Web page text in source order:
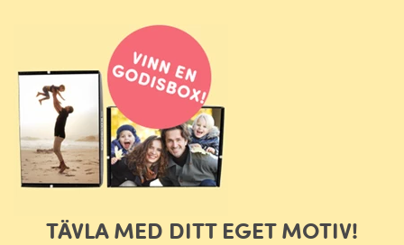
TÄVLA MED DITT EGET MOTIV!